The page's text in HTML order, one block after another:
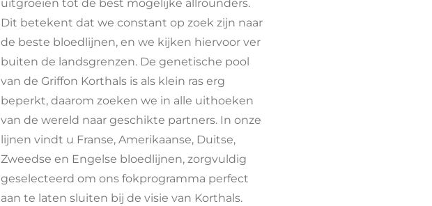
uitgroeien tot de best mogelijke allrounders.
Dit betekent dat we constant op zoek zijn naar
de beste bloedlijnen, en we kijken hiervoor ver
buiten de landsgrenzen. De genetische pool
van de Griffon Korthals is als klein ras erg
beperkt, daarom zoeken we in alle uithoeken
van de wereld naar geschikte partners. In onze
lijnen vindt u Franse, Amerikaanse, Duitse,
Zweedse en Engelse bloedlijnen, zorgvuldig
geselecteerd om ons fokprogramma perfect
aan te laten sluiten bij de visie van Korthals.